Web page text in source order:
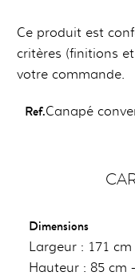
Ce produit est
critères (finitions
votre commande.
Ref.Canapé
Dimensions
Largeur : 171
Hauteur : 85 cm